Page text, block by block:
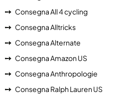
Consegna All 4 cycling
Consegna Alltricks
Consegna Alternate
Consegna Amazon US
Consegna Anthropologie
Consegna Ralph Lauren US